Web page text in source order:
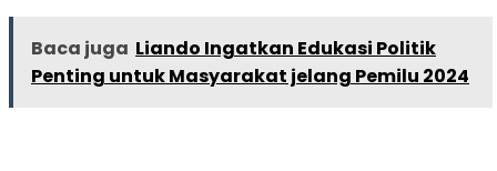
Baca juga Liando Ingatkan Edukasi Politik
Penting untuk Masyarakat jelang Pemilu 2024